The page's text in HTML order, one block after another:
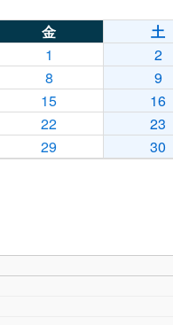
金
土
1
2
8
9
15
16
22
23
29 30